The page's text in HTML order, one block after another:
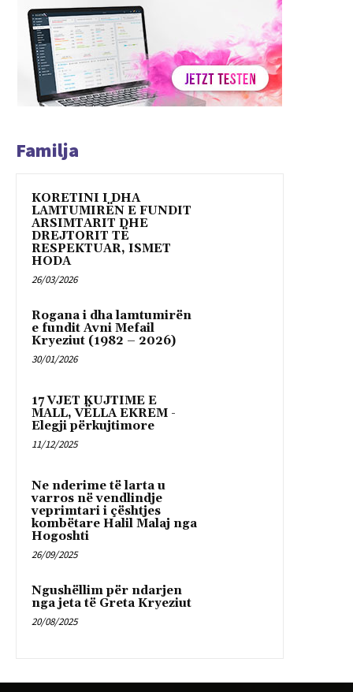
Familja
KORETINI I DHA
LAMTUMIRËN E FUNDIT
ARSIMTARIT DHE
DREJTORIT TË
RESPEKTUAR, ISMET
HODA
26/03/2026
Rogana i dha lamtumirën
e fundit Avni Mefail
Kryeziut (1982 – 2026)
30/01/2026
17 VJET KUJTIME E
MALL, VËLLA EKREM -
Elegji përkujtimore
11/12/2025
Ne nderime të larta u
varros në vendlindje
veprimtari i çështjes
kombëtare Halil Malaj nga
Hogoshti
26/09/2025
Ngushëllim për ndarjen
nga jeta të Greta Kryeziut
20/08/2025